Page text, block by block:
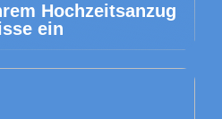
Hochzeitsanzug
ein